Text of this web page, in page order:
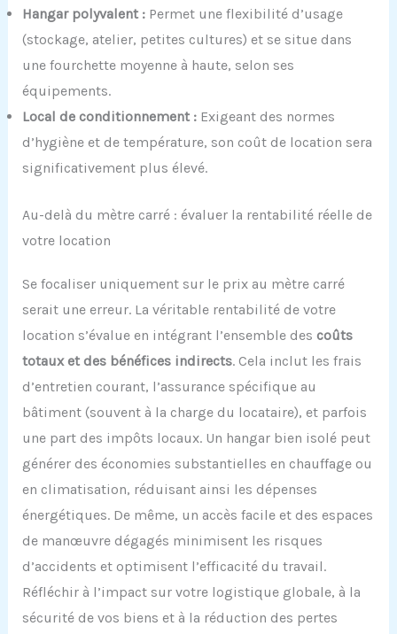
Hangar polyvalent :Permet une flexibilité d’usage
(stockage, atelier, petites cultures) et se situe dans
une fourchette moyenne à haute, selon ses
équipements.
Local de conditionnement :Exigeant des normes
d’hygiène et de température, son coût de location sera
significativement plus élevé.
Au-delà du mètre carré : évaluer la rentabilité réelle de
votre location
Se focaliser uniquement sur le prix au mètre carré
serait une erreur. La véritable rentabilité de votre
location s’évalue en intégrant l’ensemble des coûts
totaux et des bénéfices indirects. Cela inclut les frais
d’entretien courant, l’assurance spécifique au
bâtiment (souvent à la charge du locataire), et parfois
une part des impôts locaux. Un hangar bien isolé peut
générer des économies substantielles en chauffage ou
en climatisation, réduisant ainsi les dépenses
énergétiques. De même, un accès facile et des espaces
de manœuvre dégagés minimisent les risques
d’accidents et optimisent l’efficacité du travail.
Réfléchir à l’impact sur votre logistique globale, à la
sécurité de vos biens et à la réduction des pertes